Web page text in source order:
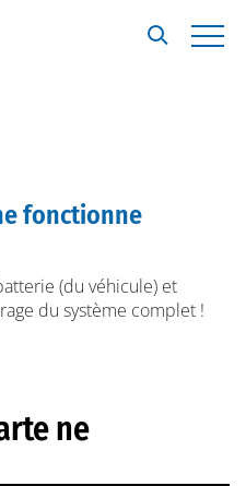
fonctionne
(du véhicule) et
du système complet !
ne